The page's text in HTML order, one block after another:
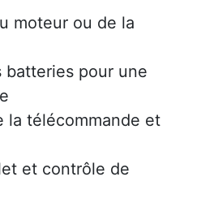
moteur ou de la
batteries pour une
la télécommande et
et contrôle de